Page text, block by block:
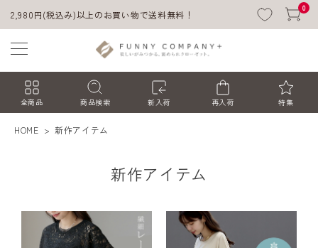
2,980円(税込み)以上のお買い物で送料無料！
0
全商品 商品検索 新入荷 再入荷 特集
HOME 新作アイテム
新作アイテム